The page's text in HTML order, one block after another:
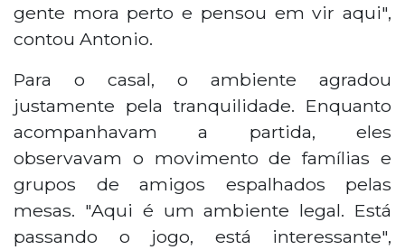
gente mora perto e pensou em vir aqui",
contou Antonio.
Para o casal, o ambiente agradou
justamente pela tranquilidade. Enquanto
acompanhavam a partida, eles
observavam o movimento de famílias e
grupos de amigos espalhados pelas
mesas. "Aqui é um ambiente legal. Está
passando o jogo, está interessante",